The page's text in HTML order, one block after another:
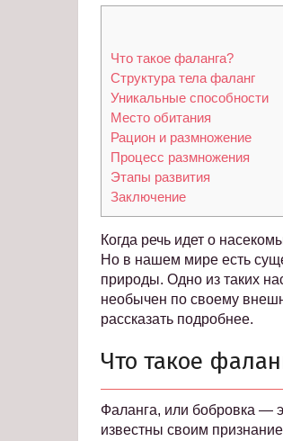
Что такое фаланга?
Структура тела фаланг
Уникальные способности
Место обитания
Рацион и размножение
Процесс размножения
Этапы развития
Заключение
Когда речь идет о
Но в нашем мире есть
природы. Одно из таких
необычен по своему
рассказать подробнее.
Что такое
Фаланга, или бобровка —
известны своим